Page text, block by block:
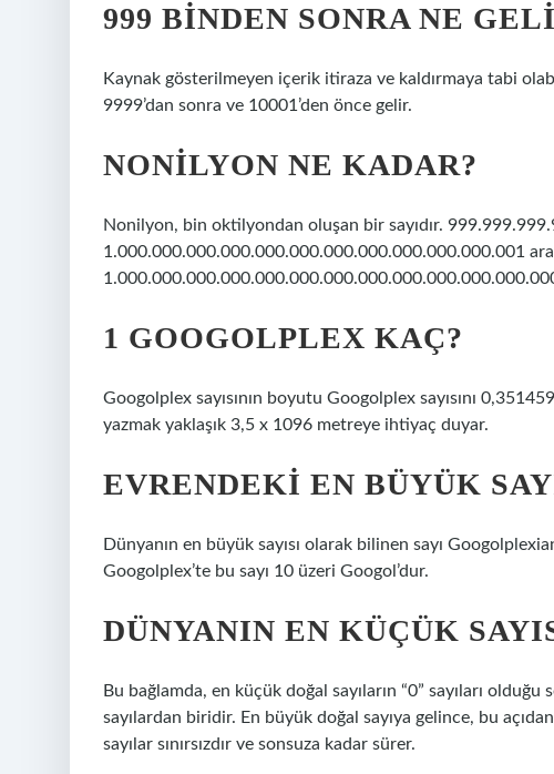
999 BINDEN SONRA NE
Kaynak gösterilmeyen içerik itiraza ve kaldırmaya tabi
9999’dan sonra ve 10001’den önce gelir.
NONILYON NE KADAR?
Nonilyon, bin oktilyondan oluşan bir sayıdır.
1.000.000.000.000.000.000.000.000.000.000.000.001
1 GOOGOLPLEX KAÇ?
Googolplex sayısının boyutu Googolplex sayısını
yazmak yaklaşık 3,5 x 1096 metreye ihtiyaç duyar.
EVRENDEKI EN BÜYÜK
Dünyanın en büyük sayısı olarak bilinen sayı
Googolplex’te bu sayı 10 üzeri Googol’dur.
DÜNYANIN EN KÜÇÜK
Bu bağlamda, en küçük doğal sayıların “0” sayıları
sayılardan biridir. En büyük doğal sayıya gelince, bu
sayılar sınırsızdır ve sonsuza kadar sürer.